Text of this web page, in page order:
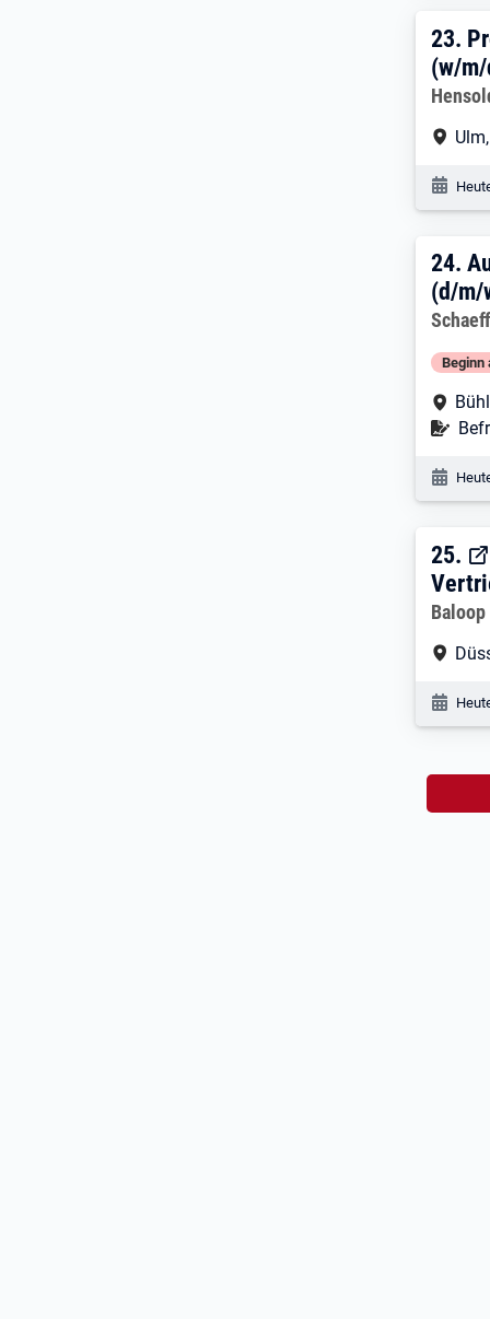
23.
23.
(w/
24.
24.
(d/m/
Beginn
25.
25.
Baloop